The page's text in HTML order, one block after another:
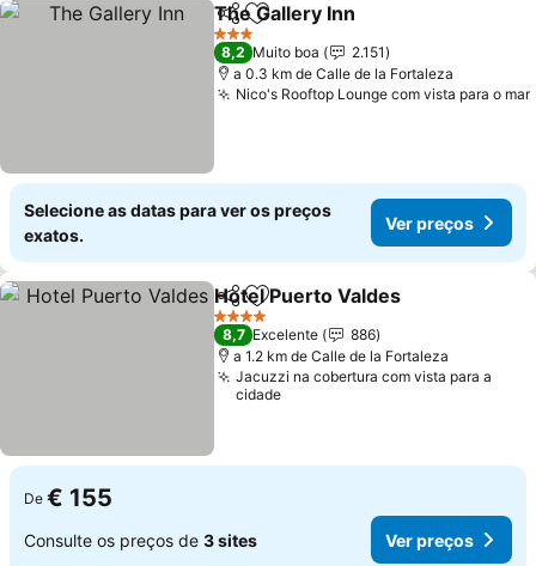
PartilharAdicionar aos favoritos
The Gallery Inn
3 Estrelas
8,2 Muito boa
2.151
a 0.3 km de Calle de la Fortaleza
Nico's Rooftop Lounge com vista para o mar
Selecione as datas para ver os preços
exatos.
Ver preços
PartilharAdicionar aos favoritos
Hotel Puerto Valdes
4 Estrelas
8,7 Excelente
886
a 1.2 km de Calle de la Fortaleza
Jacuzzi na cobertura com vista para a
cidade
De € 155
Consulte os preços de 3 sites Ver preços